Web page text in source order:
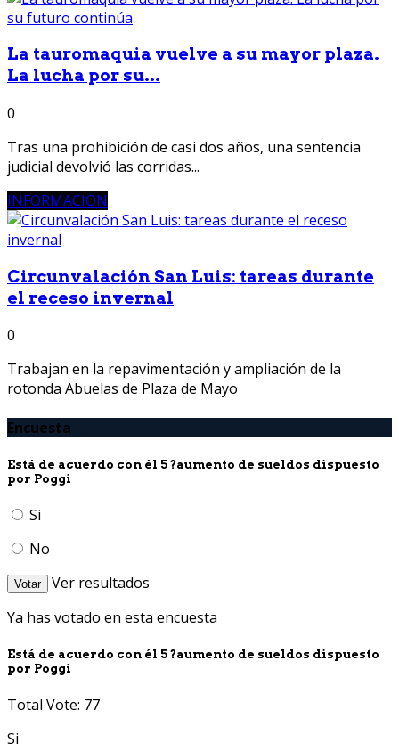
La tauromaquia vuelve a su mayor plaza.
La lucha por su...
0
Tras una prohibición de casi dos años, una sentencia
judicial devolvió las corridas...
INFORMACION
Circunvalación San Luis: tareas durante
el receso invernal
0
Trabajan en la repavimentación y ampliación de la
rotonda Abuelas de Plaza de Mayo
Encuesta
Está de acuerdo con él 5 ?aumento de sueldos dispuesto
por Poggi
Si
No
Votar
Ver resultados
Ya has votado en esta encuesta
Está de acuerdo con él 5 ?aumento de sueldos dispuesto
por Poggi
Total Vote: 77
Si